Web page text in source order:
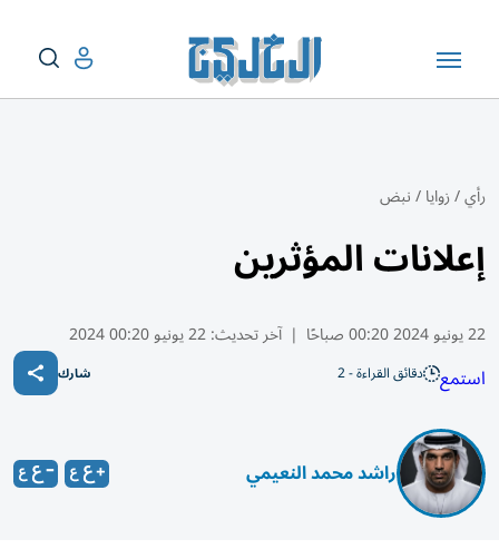
رأي/زوايا/نبض
إعلانات المؤثرين
22 يونيو 2024 00:20 صباحًا | آخر تحديث:22 يونيو 00:20 2024
استمع دقائق القراءة - 2 شارك
راشد محمد النعيمي